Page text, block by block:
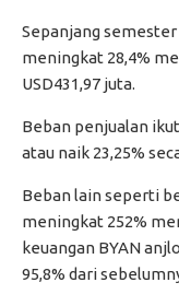
Sepanjang
meningkat 28,4%
USD431,97 juta.
Beban penjualan
atau naik 23,25%
Beban lain seperti
meningkat 252%
keuangan BYAN
95,8% dari